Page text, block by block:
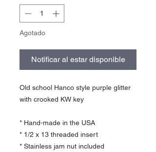
Agotado
Notificar al estar disponible
Old school Hanco style purple glitter
with crooked KW key
* Hand-made in the USA
* 1/2 x 13 threaded insert
* Stainless jam nut included